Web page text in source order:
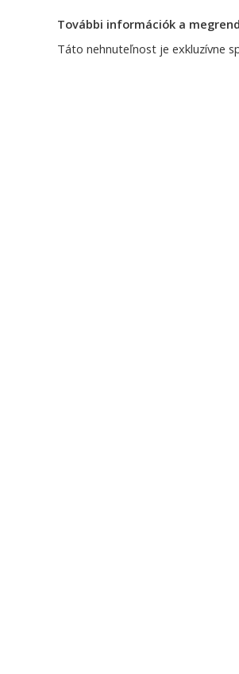
További információk a
Táto nehnuteľnost je exkluzívne